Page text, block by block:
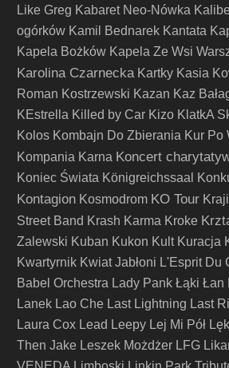
Like Greg Kabaret Neo-Nówka
ogórków Kamil Bednarek Kantata
Kapela Bożków Kapela Ze Wsi
Karolina Czarnecka Kartky Kasia
Roman Kostrzewski Kazan Kaz
KEstrella Killed by Car Kizo KlatkA
Kolos Kombajn Do Zbierania Kur Po
Kompania Karna Koncert
Koniec Świata Königreichssaal
Kontagion Kosmodrom KO Tour
Street Band Krash Karma Kroke
Zalewski Kuban Kukon Kult Kuracja
Kwartyrnik Kwiat Jabłoni L'Esprit Du
Babel Orchestra Lady Pank Łąki Łan
Lanek Lao Che Last Lightning Last
Laura Cox Lead Leepy Lej Mi Pół Lęk
Then Jake Leszek Możdżer LFG